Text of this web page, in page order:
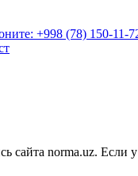
+998 (78) 150-11-
norma.uz. Если у